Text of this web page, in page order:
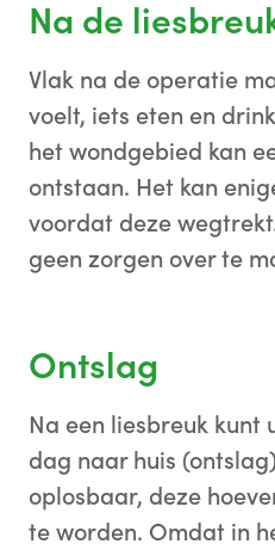
Na de
Vlak na de operatie
voelt, iets eten en
het wondgebied kan
ontstaan. Het kan
voordat deze
geen zorgen over te
Ontslag
Na een liesbreuk kunt
dag naar huis
oplosbaar, deze
te worden. Omdat in